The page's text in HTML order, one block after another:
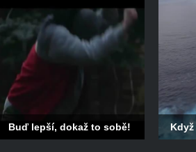
Buď lepší, dokaž to sobě!